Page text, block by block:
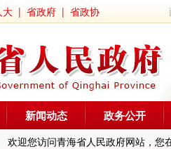
大 | 省政府 | 省政协
欢迎您访问青海省人民政府网站，您
新闻动态 政务公开